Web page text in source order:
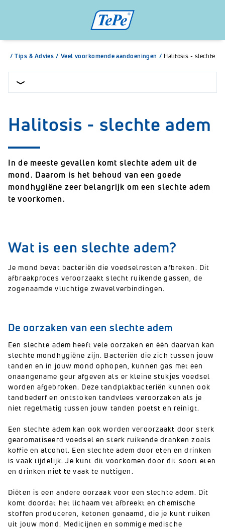
/ Tips & Advies / Veel voorkomende aandoeningen / Halitosis - slechte
Halitosis - slechte adem
In de meeste gevallen komt slechte adem uit de
mond. Daarom is het behoud van een goede
mondhygiëne zeer belangrijk om een slechte adem
te voorkomen.
Wat is een slechte adem?
Je mond bevat bacteriën die voedselresten afbreken. Dit
afbraakproces veroorzaakt slecht ruikende gassen, de
zogenaamde vluchtige zwavelverbindingen.
De oorzaken van een slechte adem
Een slechte adem heeft vele oorzaken en één daarvan kan
slechte mondhygiëne zijn. Bacteriën die zich tussen jouw
tanden en in jouw mond ophopen, kunnen gas met een
onaangename geur afgeven als er kleine stukjes voedsel
worden afgebroken. Deze tandplakbacteriën kunnen ook
tandbederf en ontstoken tandvlees veroorzaken als je
niet regelmatig tussen jouw tanden poetst en reinigt.
Een slechte adem kan ook worden veroorzaakt door sterk
gearomatiseerd voedsel en sterk ruikende dranken zoals
koffie en alcohol. Een slechte adem door eten en drinken
is vaak tijdelijk. Je kunt dit voorkomen door dit soort eten
en drinken niet te vaak te nuttigen.
Diëten is een andere oorzaak voor een slechte adem. Dit
komt doordat het lichaam vet afbreekt en chemische
stoffen produceren, ketonen genaamd, die je kunt ruiken
uit jouw mond. Medicijnen en sommige medische